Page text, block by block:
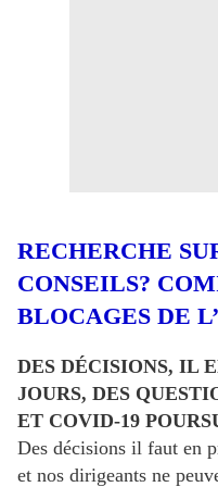
RECHERCHE
CONSEILS?
BLOCAGES DE
DES DÉCISIONS, IL
JOURS, DES
ET COVID-19
Des décisions il faut en
et nos dirigeants ne